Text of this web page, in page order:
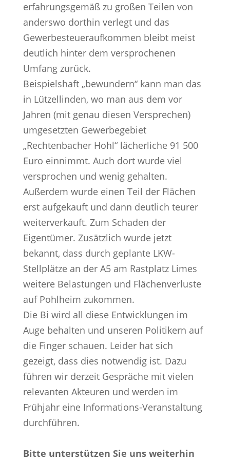
erfahrungsgemäß zu großen Teilen von
anderswo dorthin verlegt und das
Gewerbesteueraufkommen bleibt meist
deutlich hinter dem versprochenen
Umfang zurück.
Beispielshaft „bewundern“ kann man das
in Lützellinden, wo man aus dem vor
Jahren (mit genau diesen Versprechen)
umgesetzten Gewerbegebiet
„Rechtenbacher Hohl“ lächerliche 91 500
Euro einnimmt. Auch dort wurde viel
versprochen und wenig gehalten.
Außerdem wurde einen Teil der Flächen
erst aufgekauft und dann deutlich teurer
weiterverkauft. Zum Schaden der
Eigentümer. Zusätzlich wurde jetzt
bekannt, dass durch geplante LKW-
Stellplätze an der A5 am Rastplatz Limes
weitere Belastungen und Flächenverluste
auf Pohlheim zukommen.
Die Bi wird all diese Entwicklungen im
Auge behalten und unseren Politikern auf
die Finger schauen. Leider hat sich
gezeigt, dass dies notwendig ist. Dazu
führen wir derzeit Gespräche mit vielen
relevanten Akteuren und werden im
Frühjahr eine Informations-Veranstaltung
durchführen.
Bitte unterstützen Sie uns weiterhin